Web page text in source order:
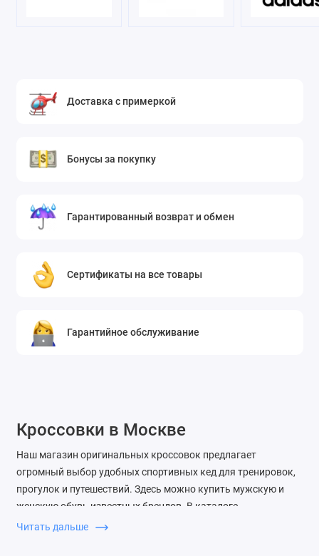
Доставка с примеркой
Бонусы за покупку
Гарантированный возврат и обмен
Сертификаты на все товары
Гарантийное обслуживание
Кроссовки в Москве
Наш магазин оригинальных кроссовок предлагает
огромный выбор удобных спортивных кед для тренировок,
прогулок и путешествий. Здесь можно купить мужскую и
женскую обувь известных брендов. В каталоге
представлены брендовые мужские и женские коллекции
Читать дальше